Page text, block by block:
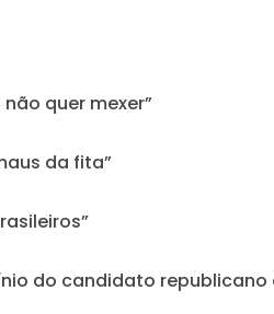
quer mexer”
da fita”
do candidato republicano